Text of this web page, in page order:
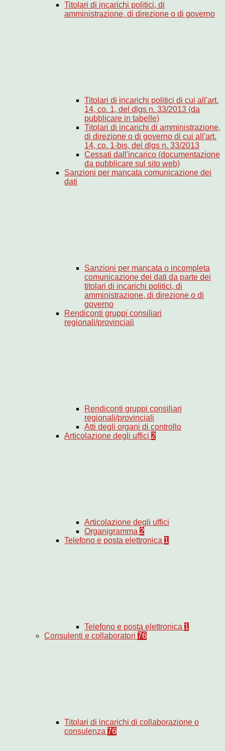
Titolari di incarichi politici, di
amministrazione, di direzione o di governo
Titolari di incarichi politici di cui all'art.
14, co. 1, del dlgs n. 33/2013 (da
pubblicare in tabelle)
Titolari di incarichi di amministrazione,
di direzione o di governo di cui all'art.
14, co. 1-bis, del dlgs n. 33/2013
Cessati dall'incarico (documentazione
da pubblicare sul sito web)
Sanzioni per mancata comunicazione dei
dati
Sanzioni per mancata o incompleta
comunicazione dei dati da parte dei
titolari di incarichi politici, di
amministrazione, di direzione o di
governo
Rendiconti gruppi consiliari
regionali/provinciali
Rendiconti gruppi consiliari
regionali/provinciali
Atti degli organi di controllo
Articolazione degli uffici 2
Articolazione degli uffici
Organigramma 2
Telefono e posta elettronica 1
Telefono e posta elettronica 1
Consulenti e collaboratori 76
Titolari di incarichi di collaborazione o
consulenza 76